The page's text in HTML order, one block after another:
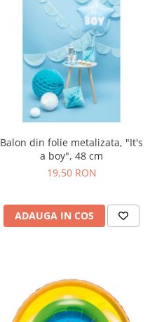
Balon din folie metalizata, "It's
a boy", 48 cm
19,50 RON
ADAUGA IN COS